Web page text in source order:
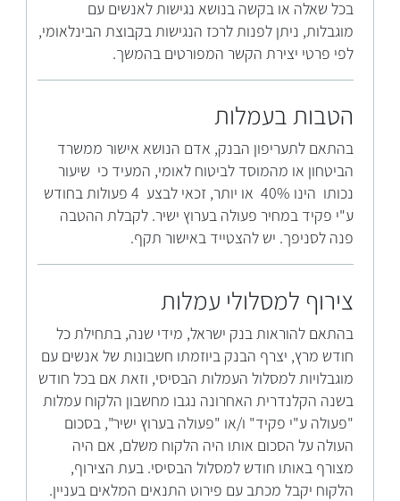
בכל שאלה או בקשה בנושא נגישות לאנשים עם
מוגבלות, ניתן לפנות לרכז הנגישות בקבוצת הבינלאומי,
לפי פרטי יצירת הקשר המפורטים בהמשך.
הטבות בעמלות
בהתאם לתעריפון הבנק, אדם הנושא אישור ממשרד
הביטחון או מהמוסד לביטוח לאומי, המעיד כי שיעור
נכותו הינו 40% או יותר, זכאי לבצע 4 פעולות בחודש
ע"י פקיד במחיר פעולה בערוץ ישיר. לקבלת ההטבה
פנה לסניפך. יש להצטייד באישור תקף.
צירוף למסלולי עמלות
בהתאם להוראות בנק ישראל, מידי שנה, בתחילת כל
חודש מרץ, יצרף הבנק ביוזמתו חשבונות של אנשים עם
מוגבלויות למסלול העמלות הבסיסי, וזאת אם בכל חודש
בשנה הקלנדרית האחרונה נגבו מחשבון הלקוח עמלות
"פעולה ע"י פקיד" ו/או "פעולה בערוץ ישיר", בסכום
העולה על הסכום אותו היה הלקוח משלם, אם היה
מצורף באותו חודש למסלול הבסיסי. בעת הצירוף,
הלקוח יקבל מכתב עם פירוט התנאים המלאים בעניין.